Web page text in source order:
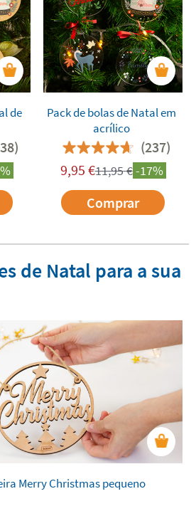
de
Pack de bolas de Natal em
acrílico
(237)
9,95 €11,95€-17%
Comprar
de Natal para a sua
Merry Christmas pequeno